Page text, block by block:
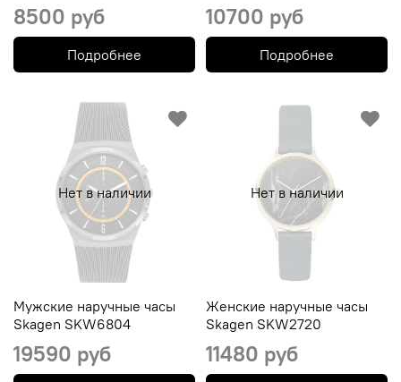
8500 руб
Подробнее
10700 руб
Подробнее
Нет в наличии
Мужские наручные часы
Skagen SKW6804
19590 руб
Нет в наличии
Женские наручные часы
Skagen SKW2720
11480 руб